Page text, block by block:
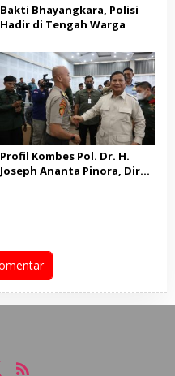
Bakti Bhayangkara, Polisi
Hadir di Tengah Warga
Profil Kombes Pol. Dr. H.
Joseph Ananta Pinora, Dir